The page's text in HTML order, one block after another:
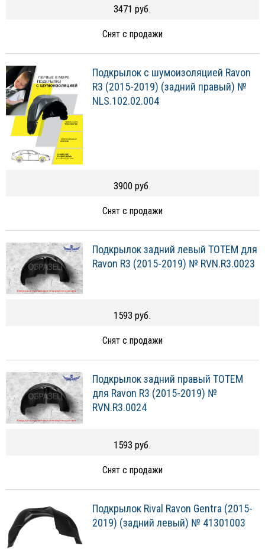
3471 руб.
Снят с продажи
Подкрылок с шумоизоляцией Ravon
R3 (2015-2019) (задний правый) №
NLS.102.02.004
3900 руб.
Снят с продажи
Подкрылок задний левый TOTEM для
Ravon R3 (2015-2019) № RVN.R3.0023
1593 руб.
Снят с продажи
Подкрылок задний правый TOTEM
для Ravon R3 (2015-2019) №
RVN.R3.0024
1593 руб.
Снят с продажи
Подкрылок Rival Ravon Gentra (2015-
2019) (задний левый) № 41301003